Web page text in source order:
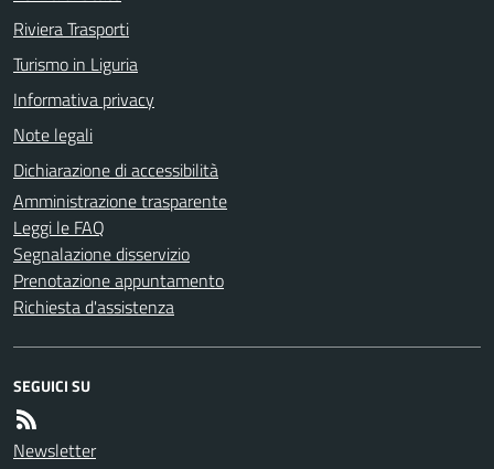
Riviera Trasporti
Turismo in Liguria
Informativa privacy
Note legali
Dichiarazione di accessibilità
Amministrazione trasparente
Leggi le FAQ
Segnalazione disservizio
Prenotazione appuntamento
Richiesta d'assistenza
SEGUICI SU
Newsletter